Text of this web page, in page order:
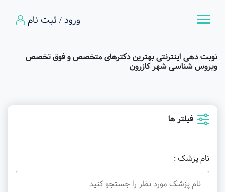
ورود / ثبت نام
نوبت دهی اینترنتی بهترین دکترهای متخصص و فوق تخصص
ویروس شناسی شهر کازرون
فیلتر ها
نام پزشک :